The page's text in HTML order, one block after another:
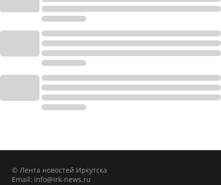
© Лента новостей Иркутска
Email: info@irk-news.ru